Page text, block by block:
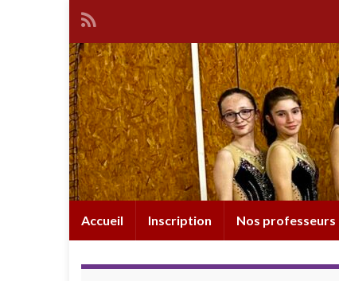
Accueil Inscription Nos professeurs